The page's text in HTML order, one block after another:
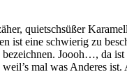
quietschsüßer
ist eine schwierig zu
bezeichnen. Joooh…, da
mal was Anderes